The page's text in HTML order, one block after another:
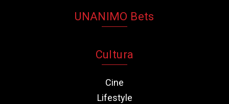
UNANIMO Bets
Cultura
Cine
Lifestyle